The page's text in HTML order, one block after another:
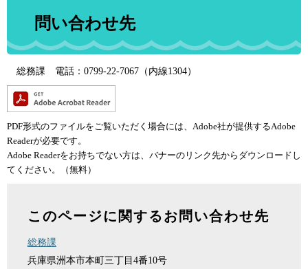
問い合わせ先
総務課 電話：0799-22-7067（内線1304）
PDF形式のファイルをご覧いただく場合には、Adobe社が提供するAdobe
Readerが必要です。
Adobe Readerをお持ちでない方は、バナーのリンク先からダウンロードし
てください。（無料）
このページに関するお問い合わせ先
総務課
兵庫県洲本市本町三丁目4番10号